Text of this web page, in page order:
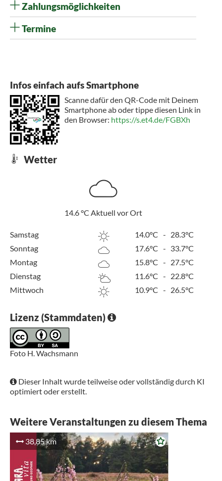
Zahlungsmöglichkeiten
Termine
Infos einfach aufs Smartphone
Scanne dafür den QR-Code mit Deinem
Smartphone ab oder tippe diesen Link in
den Browser: https://s.et4.de/FGBXh
Wetter
14.6°C Aktuell vor Ort
Samstag 14.0°C - 28.3°C
Sonntag
17.6°C - 33.7°C
Montag
15.8°C - 27.5°C
Dienstag
11.6°C - 22.8°C
Mittwoch
10.9°C - 26.5°C
Lizenz (Stammdaten)
Foto H. Wachsmann
Dieser Inhalt wurde teilweise oder vollständig durch KI
optimiert oder erstellt.
Weitere Veranstaltungen zu diesem Thema
38,85 km